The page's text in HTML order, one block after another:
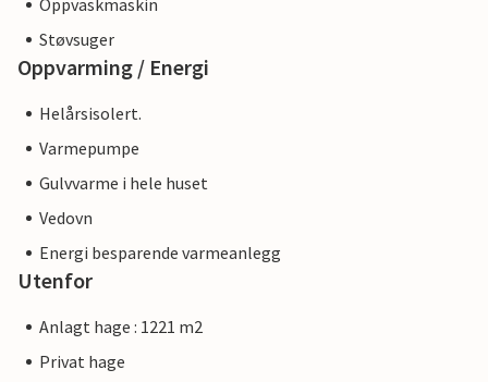
Oppvaskmaskin
Støvsuger
Oppvarming / Energi
Helårsisolert.
Varmepumpe
Gulvvarme i hele huset
Vedovn
Energi besparende varmeanlegg
Utenfor
Anlagt hage : 1221 m2
Privat hage